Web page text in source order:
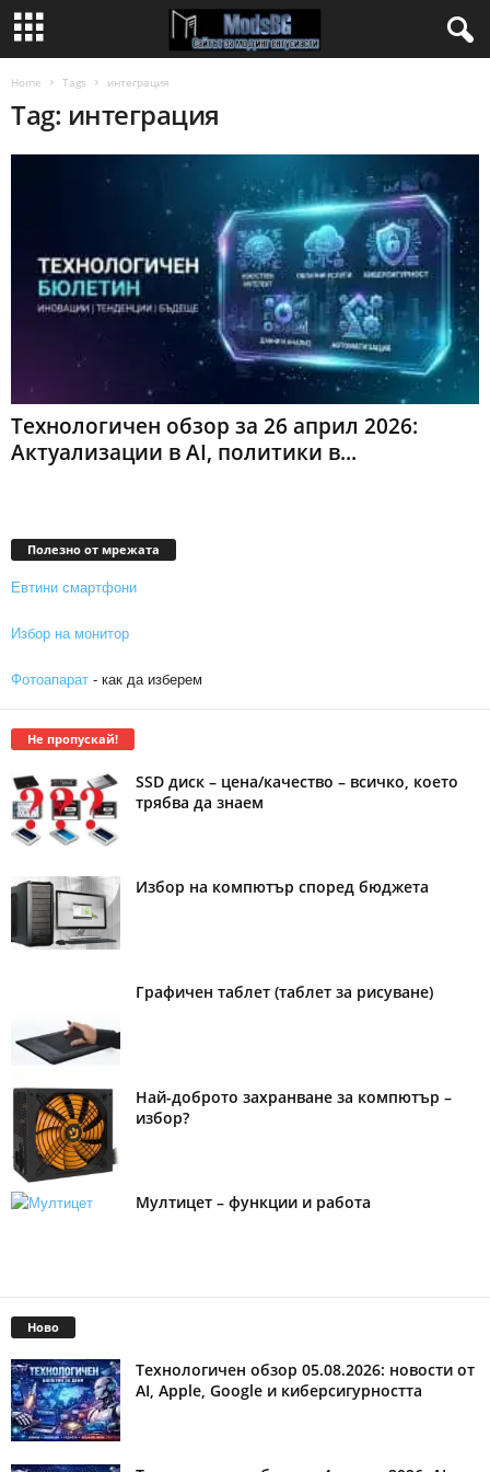
Home Tags интеграция
Tag: интеграция
Технологичен обзор за 26 април 2026:
Актуализации в AI, политики в...
Полезно от мрежата
Евтини смартфони
Избор на монитор
Фотоапарат - как да изберем
Не пропускай!
SSD диск – цена/качество – всичко, което
трябва да знаем
Избор на компютър според бюджета
Графичен таблет (таблет за рисуване)
Най-доброто захранване за компютър –
избор?
Мултицет – функции и работа
Ново
Технологичен обзор 05.08.2026: новости от
AI, Apple, Google и киберсигурността